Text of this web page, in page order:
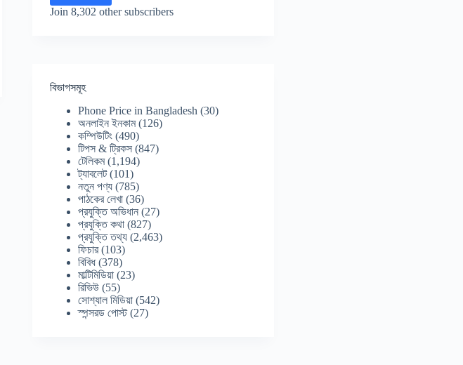
Join 8,302 other subscribers
বিভাগসমূহ
Phone Price in Bangladesh (30)
অনলাইন ইনকাম(126)
কম্পিউটিং (490)
টিপস & ট্রিকস (847)
টেলিকম(1,194)
ট্যাবলেট(101)
নতুন পণ্য (785)
পাঠকের লেখা (36)
প্রযুক্তি অভিধান (27)
প্রযুক্তি কথা (827)
প্রযুক্তি তথ্য (2,463)
ফিচার(103)
বিবিধ(378)
মাল্টিমিডিয়া (23)
রিভিউ (55)
সোশ্যাল মিডিয়া (542)
স্পন্সরড পোস্ট(27)